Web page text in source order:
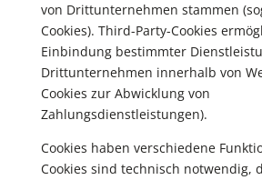
von Drittunternehmen stammen
Cookies). Third-Party-Cookies
Einbindung bestimmter
Drittunternehmen innerhalb von
Cookies zur Abwicklung von
Zahlungsdienstleistungen).
Cookies haben verschiedene
Cookies sind technisch notwendig,